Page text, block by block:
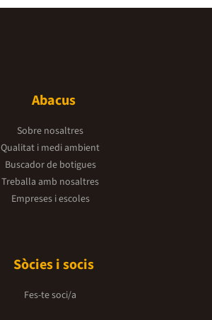
Abacus
Sobre nosaltres
Qualitat i medi ambient
Buscador de botigues
Treballa amb nosaltres
Empreses i escoles
Sòcies i socis
Fes-te soci/a